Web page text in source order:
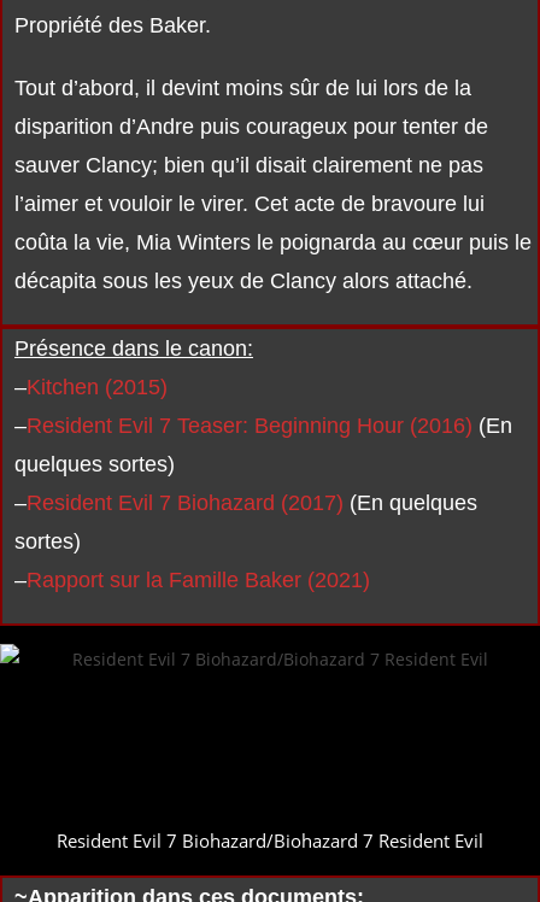
Propriété des Baker.
Tout d’abord, il devint moins sûr de lui lors de la
disparition d’Andre puis courageux pour tenter de
sauver Clancy; bien qu’il disait clairement ne pas
l’aimer et vouloir le virer. Cet acte de bravoure lui
coûta la vie, Mia Winters le poignarda au cœur puis le
décapita sous les yeux de Clancy alors attaché.
Présence dans le canon:
–Kitchen (2015)
–Resident Evil 7 Teaser: Beginning Hour (2016) (En
quelques sortes)
–Resident Evil 7 Biohazard (2017) (En quelques
sortes)
–Rapport sur la Famille Baker (2021)
Resident Evil 7 Biohazard/Biohazard 7 Resident Evil
~Apparition dans ces documents: